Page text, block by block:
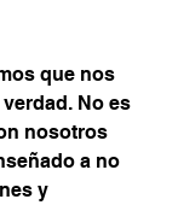
que nos
No es
nosotros
a no
y